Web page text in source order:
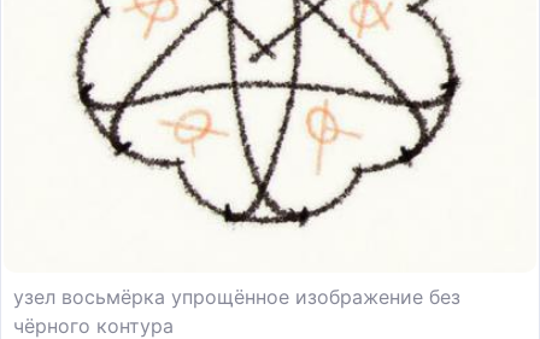
узел восьмёрка упрощённое изображение без
чёрного контура